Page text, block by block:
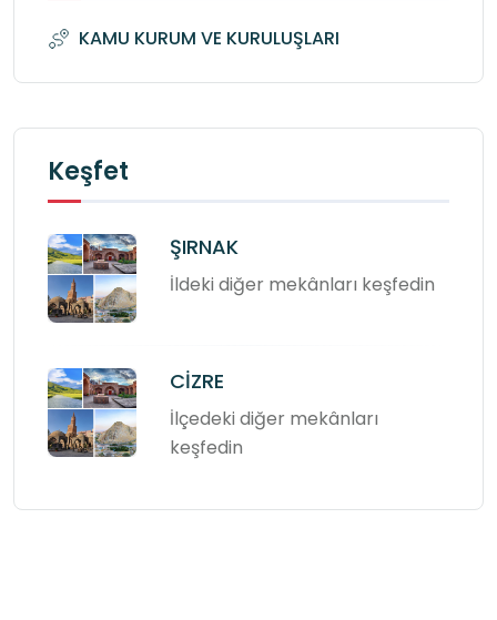
KAMU KURUM VE KURULUŞLARI
Keşfet
ŞIRNAK
İldeki diğer mekânları keşfedin
CİZRE
İlçedeki diğer mekânları
keşfedin